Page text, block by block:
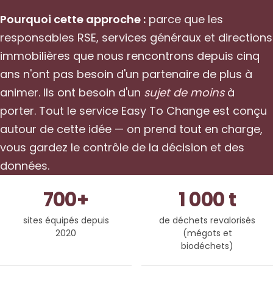
Pourquoi cette approche : parce que les
responsables RSE, services généraux et directions
immobilières que nous rencontrons depuis cinq
ans n'ont pas besoin d'un partenaire de plus à
animer. Ils ont besoin d'un sujet de moinsà
porter. Tout le service Easy To Change est conçu
autour de cette idée — on prend tout en charge,
vous gardez le contrôle de la décision et des
données.
700+
sites équipés depuis
2020
1 000 t
de déchets revalorisés
(mégots et
biodéchets)